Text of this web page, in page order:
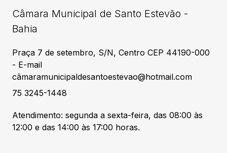
Câmara Municipal de Santo Estevão -
Bahia
Praça 7 de setembro, S/N, Centro CEP 44190-000
- E-mail
câmaramunicipaldesantoestevao@hotmail.com
75 3245-1448
Atendimento: segunda a sexta-feira, das 08:00 às
12:00 e das 14:00 às 17:00 horas.